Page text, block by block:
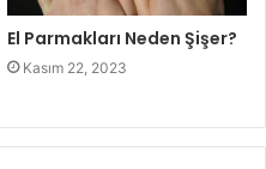
El Parmakları Neden Şişer?
Kasım 22, 2023